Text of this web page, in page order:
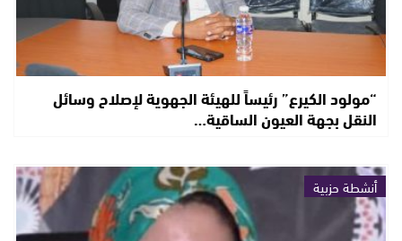
“مولود الكيرع” رئيساً للهيئة الجهوية لإصلاح وسائل
النقل بجهة العيون الساقية…
أنشطة حزبية